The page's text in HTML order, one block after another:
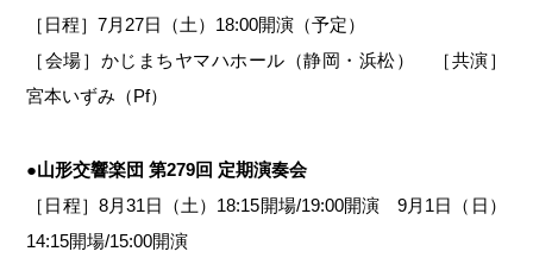
［日程］7月27日（土）18:00開演（予定）
［会場］かじまちヤマハホール（静岡・浜松） ［共演］
宮本いずみ（Pf）
●山形交響楽団 第279回 定期演奏会
［日程］8月31日（土）18:15開場/19:00開演 9月1日（日）
14:15開場/15:00開演